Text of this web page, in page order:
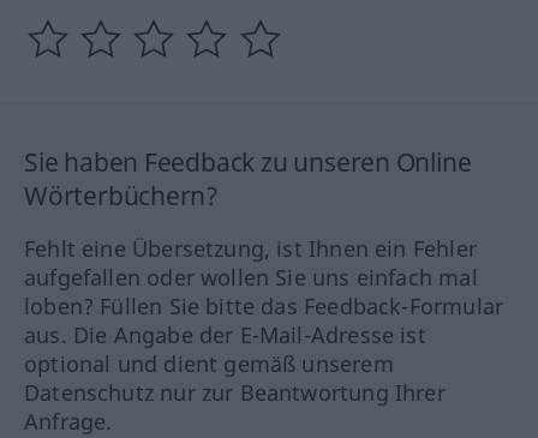
Sie haben Feedback zu unseren Online
Wörterbüchern?
Fehlt eine Übersetzung, ist Ihnen ein Fehler
aufgefallen oder wollen Sie uns einfach mal
loben? Füllen Sie bitte das Feedback-Formular
aus. Die Angabe der E-Mail-Adresse ist
optional und dient gemäß unserem
Datenschutz nur zur Beantwortung Ihrer
Anfrage.